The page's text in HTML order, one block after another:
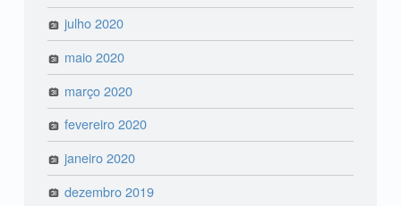
julho 2020
maio 2020
março 2020
fevereiro 2020
janeiro 2020
dezembro 2019